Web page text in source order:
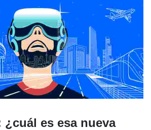
¿cuál es esa nueva